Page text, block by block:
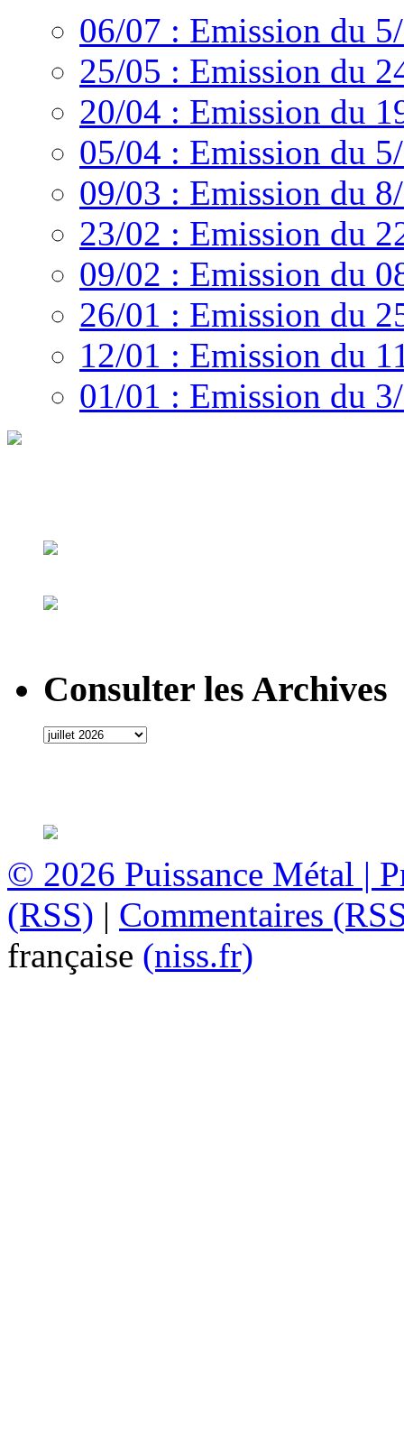
06/07 : Emission du
25/05 : Emission du
20/04 : Emission du
05/04 : Emission du
09/03 : Emission du
23/02 : Emission du
09/02 : Emission du
26/01 : Emission du
12/01 : Emission du
01/01 : Emission du
Consulter les Archives
© 2026 Puissance Métal |
(RSS) | Commentaires
française (niss.fr)